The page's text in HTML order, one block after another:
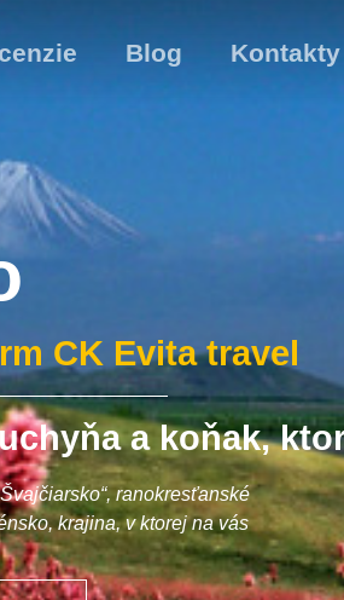
Blog Kontakty
CK Evita travel
a koňak,
ranokresťanské
krajina, v ktorej na vás